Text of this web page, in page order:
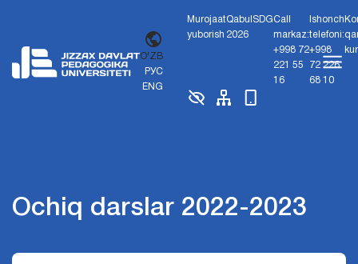
O'ZB
РУС
ENG
Murojaat
yuborish
Qabul
2026
SDGCall
markaz:
+998 72
221 55
16
Ishonch
telefoni:
+998
72 226
68 10
Ochiq darslar 2022-2023